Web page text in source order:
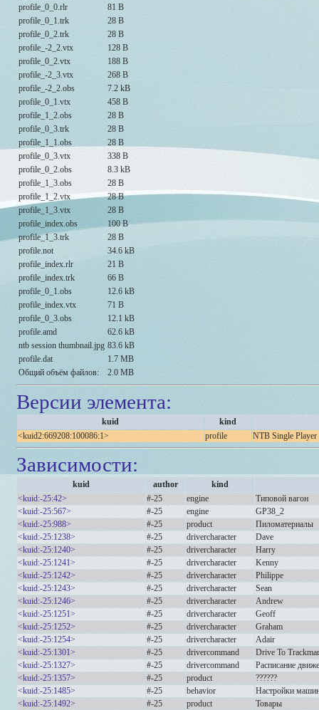
profile_0_0.rlr
81 B
profile_0_1.trk
28 B
profile_0_2.trk
28 B
profile_-2_2.vtx
128 B
profile_0_2.vtx
188 B
profile_-2_3.vtx
268 B
profile_-2_2.obs
7.2 kB
profile_0_1.vtx
458 B
profile_1_2.obs
28 B
profile_0_3.trk
28 B
profile_1_1.obs
28 B
profile_0_3.vtx
338 B
profile_0_2.obs
8.3 kB
profile_1_3.obs
28 B
profile_1_2.vtx
28 B
profile_1_3.vtx
28 B
profile_index.obs
100 B
profile_1_3.trk
28 B
profile.not
34.6 kB
profile_index.rlr
21 B
profile_index.trk
66 B
profile_0_1.obs
12.6 kB
profile_index.vtx
71 B
profile_0_3.obs
12.1 kB
profile.amd
62.6 kB
ntb session thumbnail.jpg 83.6 kB
profile.dat
1.7 MB
Общий объём файлов:
2.0 MB
Версии элемента:
kuid
kind
<kuid2:669208:100086:1>
profile NTB Single Player
Зависимости:
kuid author
kind
<kuid:-25:42>
#-25 engine
Типовой вагон
<kuid:-25:567>
#-25 engine
GP38_2
<kuid:-25:988>
#-25 product
Пиломатериалы
<kuid:-25:1238>
#-25 drivercharacter
Dave
<kuid:-25:1240>
#-25 drivercharacter
Harry
<kuid:-25:1241>
#-25 drivercharacter
Kenny
<kuid:-25:1242>
#-25 drivercharacter
Philippe
<kuid:-25:1243>
#-25 drivercharacter
Sean
<kuid:-25:1246>
#-25 drivercharacter
Andrew
<kuid:-25:1251>
#-25 drivercharacter
Geoff
<kuid:-25:1252>
#-25 drivercharacter
Graham
<kuid:-25:1254>
#-25 drivercharacter
Adair
<kuid:-25:1301>
#-25 drivercommand
Drive To
<kuid:-25:1327>
#-25 drivercommand
Расписание
<kuid:-25:1357>
#-25 product
??????
<kuid:-25:1485>
#-25 behavior
Настройки
<kuid:-25:1492>
#-25 product
Товары